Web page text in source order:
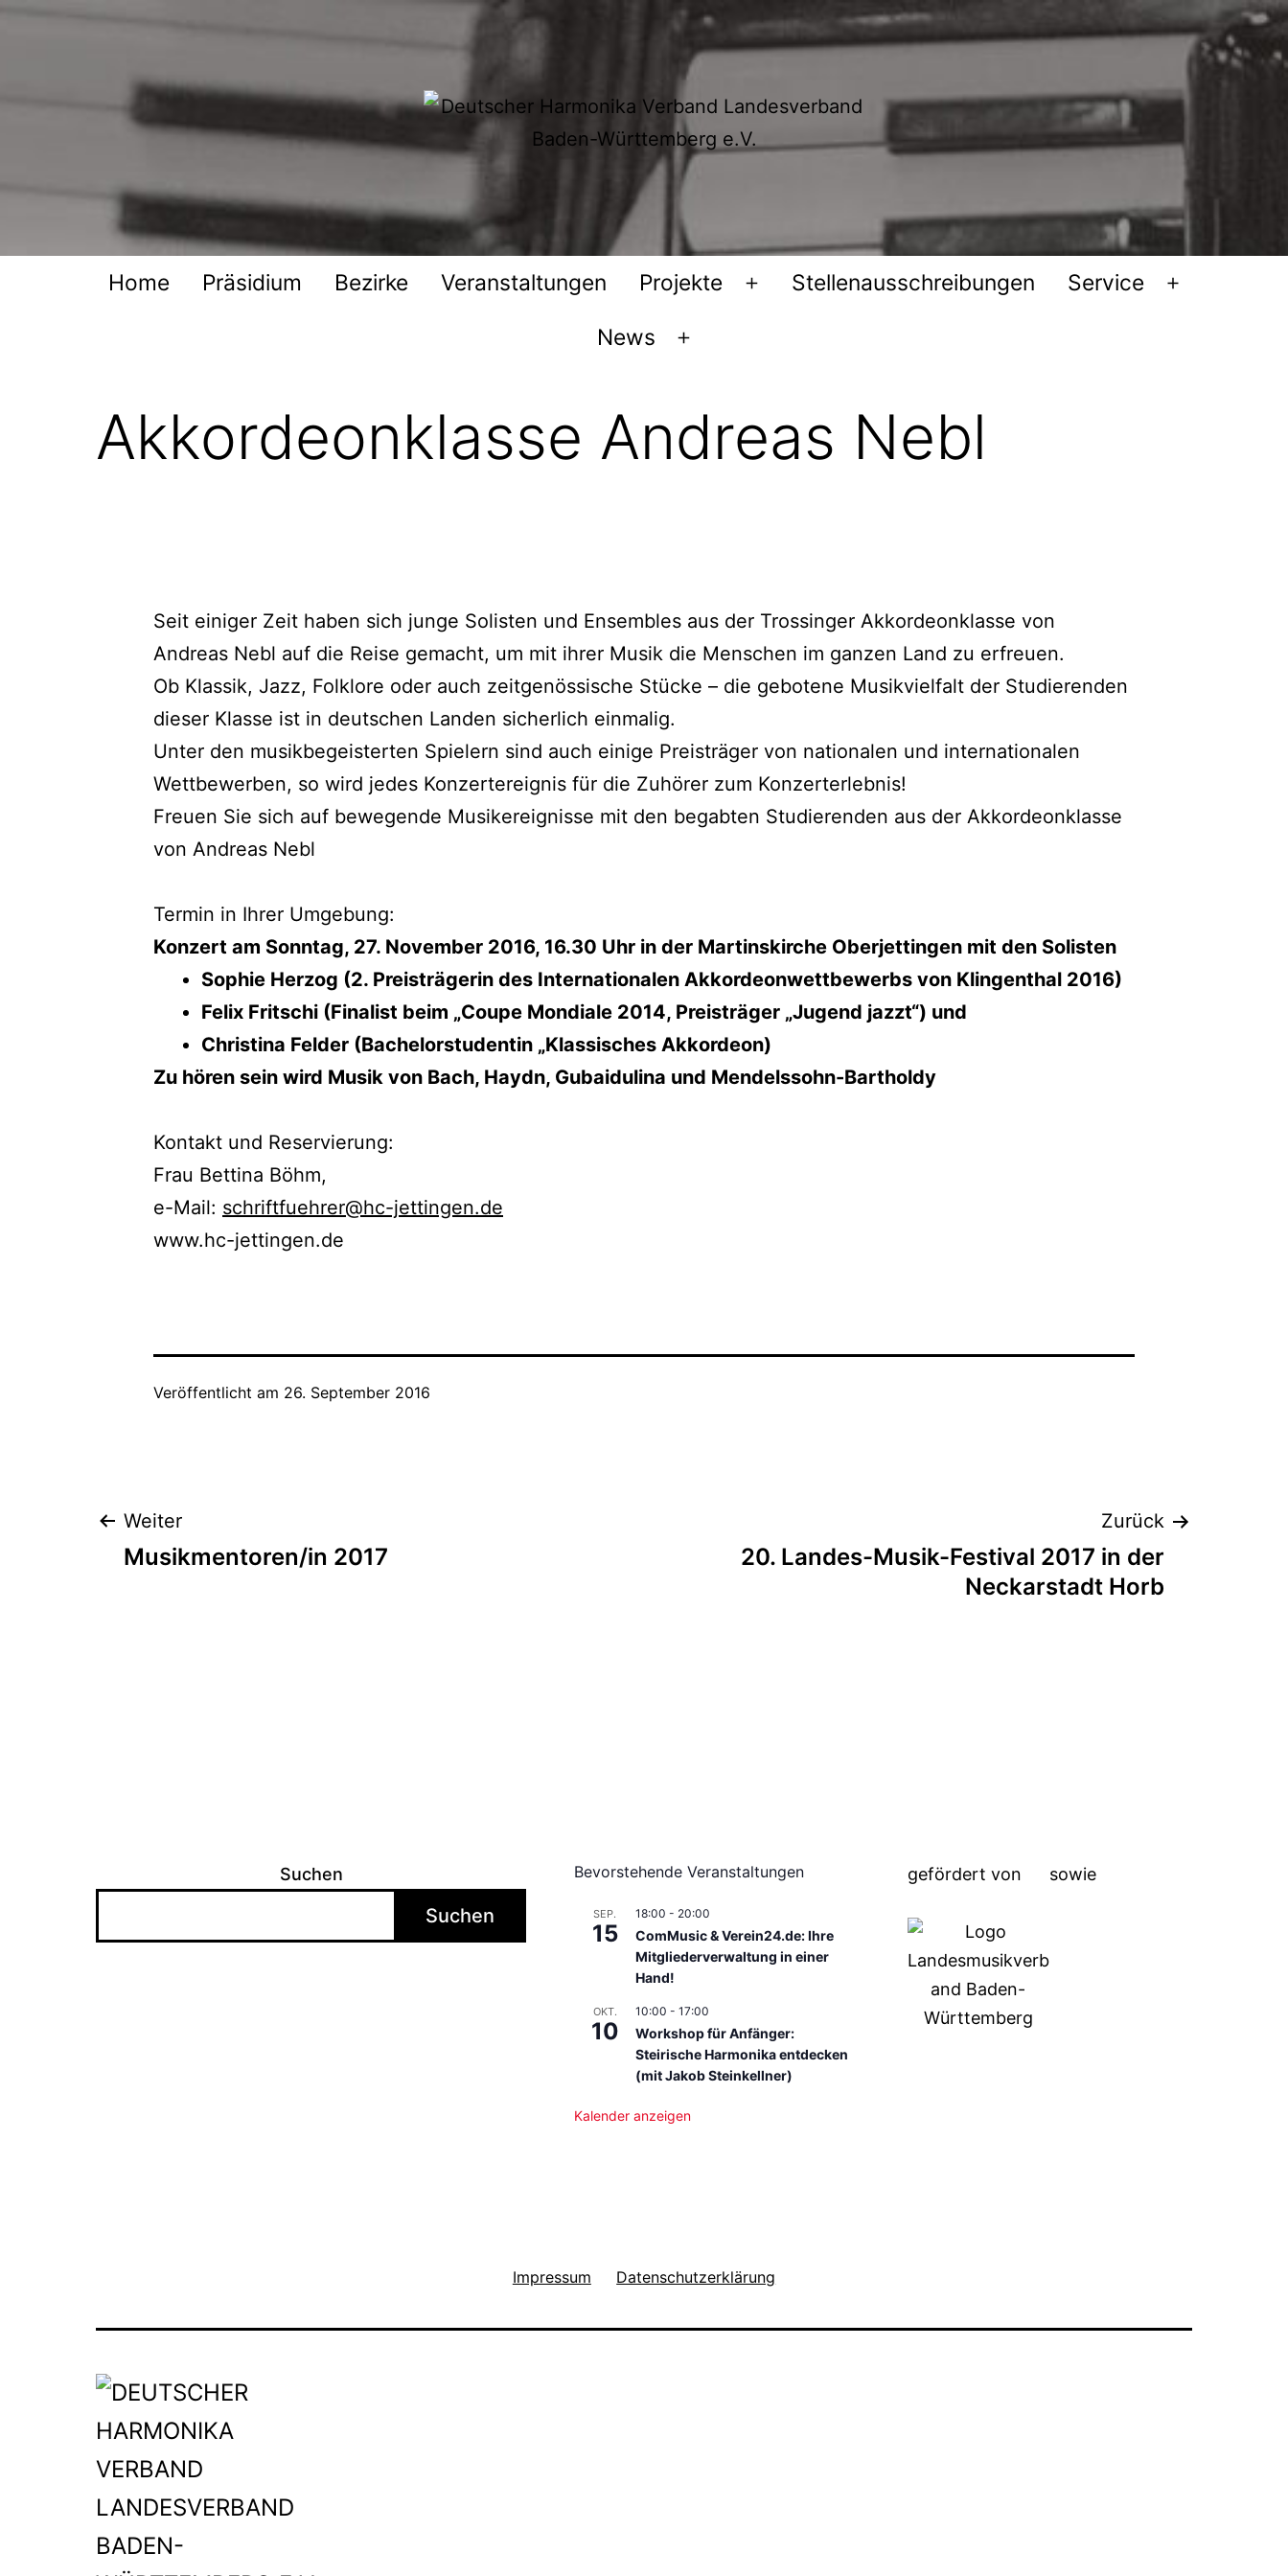
Verband
Home Präsidium Bezirke Veranstaltungen Projekte
MenüStellenausschreibungen Service
Menü
News
Menü
Akkordeonklasse Andreas Nebl
Seit einiger Zeit haben sich junge Solisten und Ensembles aus der Trossinger Akkordeonklasse von
Andreas Nebl auf die Reise gemacht, um mit ihrer Musik die Menschen im ganzen Land zu erfreuen.
Ob Klassik, Jazz, Folklore oder auch zeitgenössische Stücke – die gebotene Musikvielfalt der Studierenden
dieser Klasse ist in deutschen Landen sicherlich einmalig.
Unter den musikbegeisterten Spielern sind auch einige Preisträger von nationalen und internationalen
Wettbewerben, so wird jedes Konzertereignis für die Zuhörer zum Konzerterlebnis!
Freuen Sie sich auf bewegende Musikereignisse mit den begabten Studierenden aus der Akkordeonklasse
von Andreas Nebl
Termin in Ihrer Umgebung:
Konzert am Sonntag, 27. November 2016, 16.30 Uhr in der Martinskirche Oberjettingen mit den Solisten
Sophie Herzog (2. Preisträgerin des Internationalen Akkordeonwettbewerbs von Klingenthal 2016)
Felix Fritschi (Finalist beim „Coupe Mondiale 2014, Preisträger „Jugend jazzt“) und
Christina Felder (Bachelorstudentin „Klassisches Akkordeon)
Zu hören sein wird Musik von Bach, Haydn, Gubaidulina und Mendelssohn-Bartholdy
Kontakt und Reservierung:
Frau Bettina Böhm,
e-Mail: schriftfuehrer@hc-jettingen.de
www.hc-jettingen.de
Veröffentlicht am 26. September 2016
Beitragsnavigation
Weiter
Musikmentoren/in 2017
Zurück
20. Landes-Musik-Festival 2017 in der
Neckarstadt Horb
Suchen
Suchen
Bevorstehende Veranstaltungen
SEP.
15
18:00 - 20:00
ComMusic & Verein24.de: Ihre
Mitgliederverwaltung in einer
Hand!
OKT.
10
10:00 - 17:00
Workshop für Anfänger:
Steirische Harmonika entdecken
(mit Jakob Steinkellner)
Kalender anzeigen
gefördert von sowie
Impressum Datenschutzerklärung